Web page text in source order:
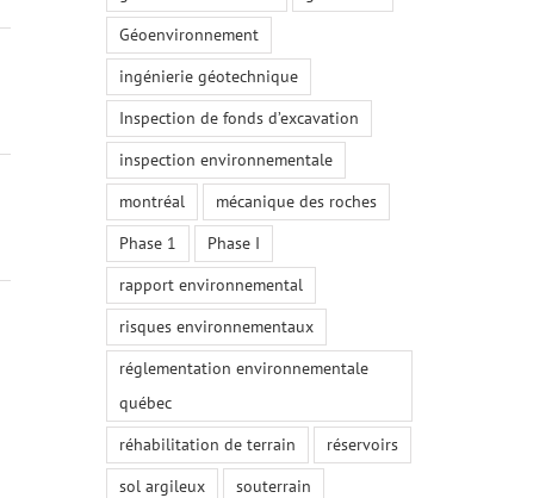
Géoenvironnement
ingénierie géotechnique
Inspection de fonds d’excavation
inspection environnementale
montréal
mécanique des roches
Phase 1
Phase I
rapport environnemental
risques environnementaux
réglementation environnementale
québec
réhabilitation de terrain
réservoirs
sol argileux
souterrain